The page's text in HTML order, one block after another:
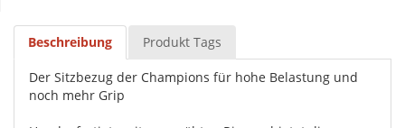
Beschreibung Produkt Tags
Der Sitzbezug der Champions für hohe Belastung und
noch mehr Grip